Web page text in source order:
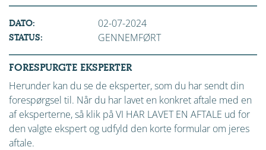
DATO: 02-07-2024
STATUS: GENNEMFØRT
FORESPURGTE EKSPERTER
Herunder kan du se de eksperter, som du har sendt din
forespørgsel til. Når du har lavet en konkret aftale med en
af eksperterne, så klik på VI HAR LAVET EN AFTALE ud for
den valgte ekspert og udfyld den korte formular om jeres
aftale.